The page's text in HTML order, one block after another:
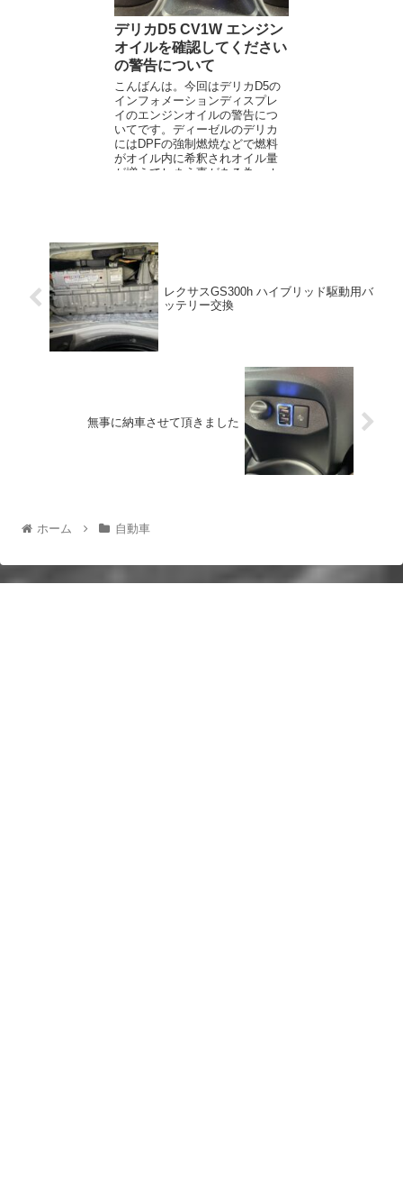
デリカD5 CV1W エンジン
オイルを確認してください
の警告について
こんばんは。今回はデリカD5の
インフォメーションディスプレ
イのエンジンオイルの警告につ
いてです。ディーゼルのデリカ
にはDPFの強制燃焼などで燃料
がオイル内に希釈されオイル量
が増えてしまう事がある為、オ
レクサスGS300h ハイブリッド駆動用バ
ッテリー交換
無事に納車させて頂きました
ホーム 自動車